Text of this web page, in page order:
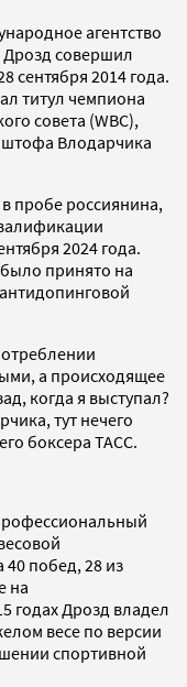
агентство
Дрозд совершил
сентября 2014 года.
титул чемпиона
совета (WBC),
Влодарчика
пробе россиянина,
2024 года.
принято на
а происходящее
когда я выступал?
тут нечего
боксера ТАСС.
40 побед, 28 из
на
годах Дрозд владел
весе по версии
спортивной